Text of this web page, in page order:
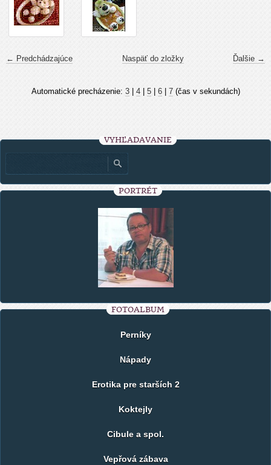
← Predchádzajúce Ďalšie →
Naspäť do zložky
Automatické precházenie: 3| 4| 5| 6| 7(čas v sekundách)
VYHĽADÁVANIE
PORTRÉT
FOTOALBUM
Perníky
Nápady
Erotika pre starších 2
Koktejly
Cibule a spol.
Vepřová zábava